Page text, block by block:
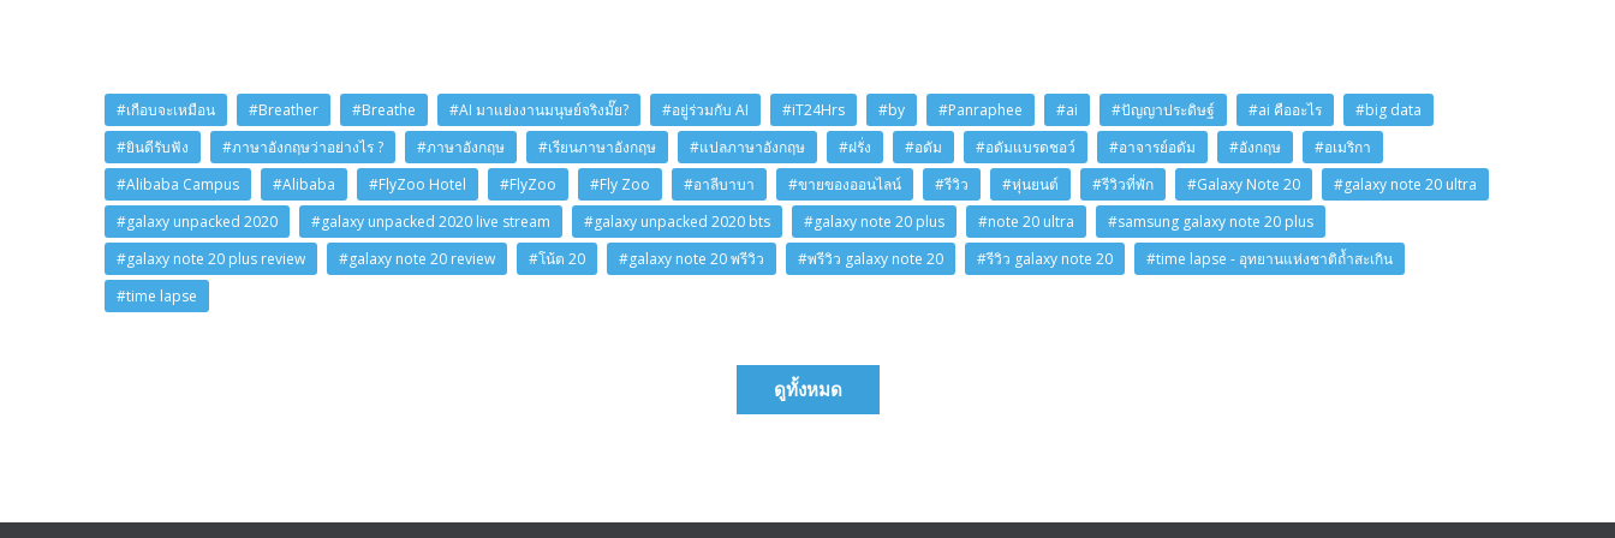
#เกือบจะเหมือน #Breather #Breathe #AI มาแย่งงานมนุษย์จริงมั๊ย? #อยู่ร่วมกับ AI #iT24Hrs #by #Panraphee #ai #ปัญญาประดิษฐ์ #ai คืออะไร
#big data
#ยินดีรับฟัง
#ภาษาอังกฤษว่าอย่างไร ? #ภาษาอังกฤษ #เรียนภาษาอังกฤษ #แปลภาษาอังกฤษ #ฝรั่ง #อดัม #อดัมแบรดชอว์ #อาจารย์อดัม #อังกฤษ
#อเมริกา
#Alibaba Campus
#Alibaba #FlyZoo Hotel #FlyZoo #Fly Zoo #อาลีบาบา #ขายของออนไลน์ #รีวิว #หุ่นยนต์ #รีวิวที่พัก #Galaxy Note 20
#galaxy note 20 ultra
#galaxy unpacked 2020
#galaxy unpacked 2020 live stream #galaxy unpacked 2020 bts #galaxy note 20 plus #note 20 ultra
#samsung galaxy note 20 plus
#galaxy note 20 plus review
#galaxy note 20 review #โน้ต 20 #galaxy note 20 พรีวิว #พรีวิว galaxy note 20 #รีวิว galaxy note 20
#time lapse - อุทยานแห่งชาติถ้ำสะเกิน
#time lapse
ดูทั้งหมด